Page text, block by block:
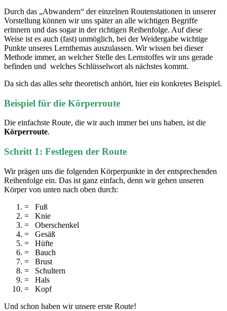
Durch das „Abwandern“ der einzelnen Routenstationen in unserer
Vorstellung können wir uns später an alle wichtigen Begriffe
erinnern und das sogar in der richtigen Reihenfolge. Auf diese
Weise ist es auch (fast) unmöglich, bei der Weidergabe wichtige
Punkte unseres Lernthemas auszulassen. Wir wissen bei dieser
Methode immer, an welcher Stelle des Lernstoffes wir uns gerade
befinden und welches Schlüsselwort als nächstes kommt.
Da sich das alles sehr theoretisch anhört, hier ein konkretes Beispiel.
Beispiel für die Körperroute
Die einfachste Route, die wir auch immer bei uns haben, ist die
Körperroute.
Schritt 1: Festlegen der Route
Wir prägen uns die folgenden Körperpunkte in der entsprechenden
Reihenfolge ein. Das ist ganz einfach, denn wir gehen unseren
Körper von unten nach oben durch:
= Fuß
= Knie
= Oberschenkel
= Gesäß
= Hüfte
= Bauch
= Brust
= Schultern
= Hals
= Kopf
Und schon haben wir unsere erste Route!